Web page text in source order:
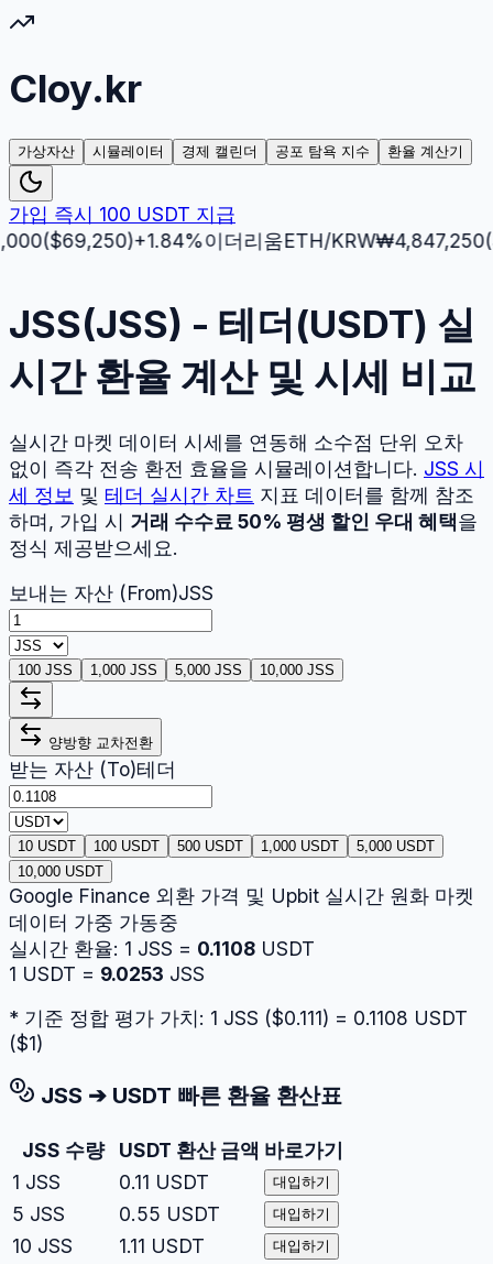
Cloy.kr
가상자산 시뮬레이터 경제 캘린더 공포 탐욕 지수 환율 계산기
가입 즉시 100 USDT 지급
69,250)+1.84%이더리움ETH/KRW₩4,847,250($
JSS(JSS) - 테더(USDT) 실
시간 환율 계산 및 시세 비교
실시간 마켓 데이터 시세를 연동해 소수점 단위 오차
없이 즉각 전송 환전 효율을 시뮬레이션합니다. JSS 시
세 정보 및 테더 실시간 차트 지표 데이터를 함께 참조
하며, 가입 시 거래 수수료 50% 평생 할인 우대 혜택을
정식 제공받으세요.
보내는 자산 (From)JSS
100 JSS 1,000 JSS 5,000 JSS 10,000 JSS
양방향 교차전환
받는 자산 (To)테더
10 USDT 100 USDT 500 USDT 1,000 USDT
5,000 USDT
10,000 USDT
Google Finance 외환 가격 및 Upbit 실시간 원화 마켓
데이터 가중 가동중
실시간 환율: 1 JSS = 0.1108 USDT
1 USDT = 9.0253 JSS
* 기준 정합 평가 가치: 1 JSS ($0.111) = 0.1108 USDT
($1)
JSS ➔ USDT 빠른 환율 환산표
JSS 수량 USDT 환산 금액 바로가기
1 JSS 0.11 USDT 대입하기
5 JSS 0.55 USDT 대입하기
10 JSS 1.11 USDT 대입하기